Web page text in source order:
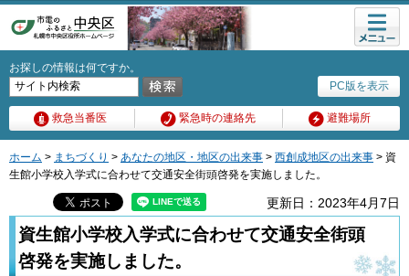
PC版を表示
お探しの情報は何ですか。
救急当番医 緊急時の連絡先 避難場所
メニュ
ー
ホーム > まちづくり > あなたの地区・地区の出来事 > 西創成地区の出来事 > 資
生館小学校入学式に合わせて交通安全街頭啓発を実施しました。
更新日：2023年4月7日
資生館小学校入学式に合わせて交通安全街頭
啓発を実施しました。